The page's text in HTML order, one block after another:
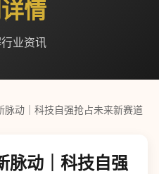
情
业资讯
脉动｜科技自强抢占未来新赛道
脉动｜科技自强